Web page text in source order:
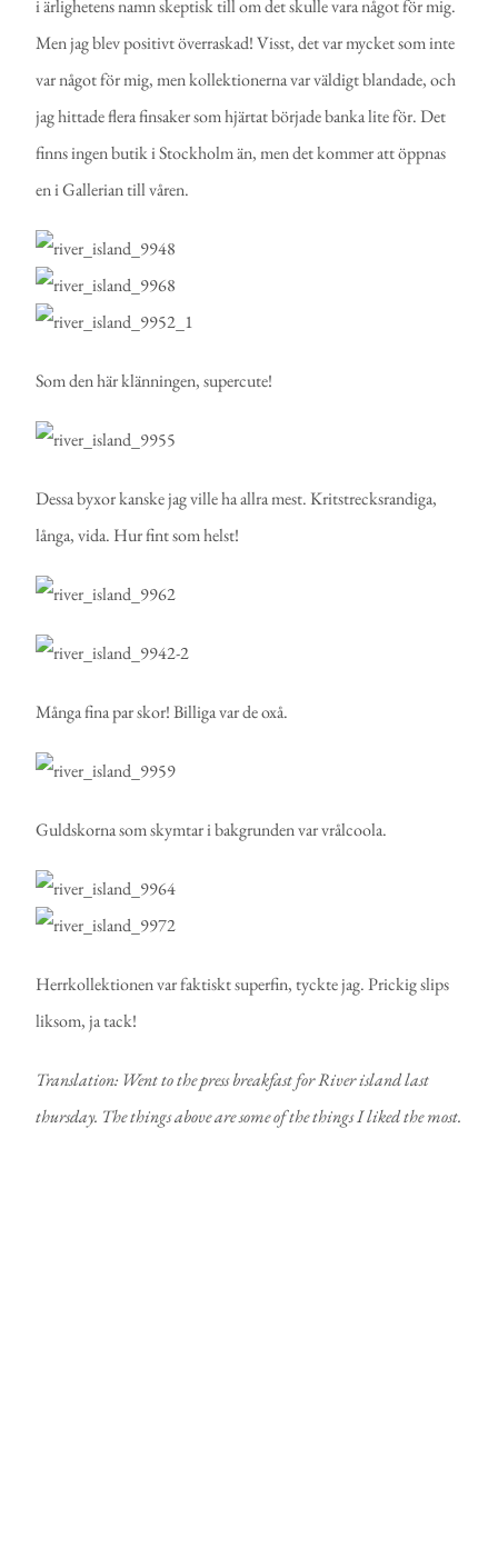
i ärlighetens namn skeptisk till om det skulle vara något för mig.
Men jag blev positivt överraskad! Visst, det var mycket som inte
var något för mig, men kollektionerna var väldigt blandade, och
jag hittade flera finsaker som hjärtat började banka lite för. Det
finns ingen butik i Stockholm än, men det kommer att öppnas
en i Gallerian till våren.
Som den här klänningen, supercute!
Dessa byxor kanske jag ville ha allra mest. Kritstrecksrandiga,
långa, vida. Hur fint som helst!
Många fina par skor! Billiga var de oxå.
Guldskorna som skymtar i bakgrunden var vrålcoola.
Herrkollektionen var faktiskt superfin, tyckte jag. Prickig slips
liksom, ja tack!
Translation: Went to the press breakfast for River island last
thursday. The things above are some of the things I liked the most.